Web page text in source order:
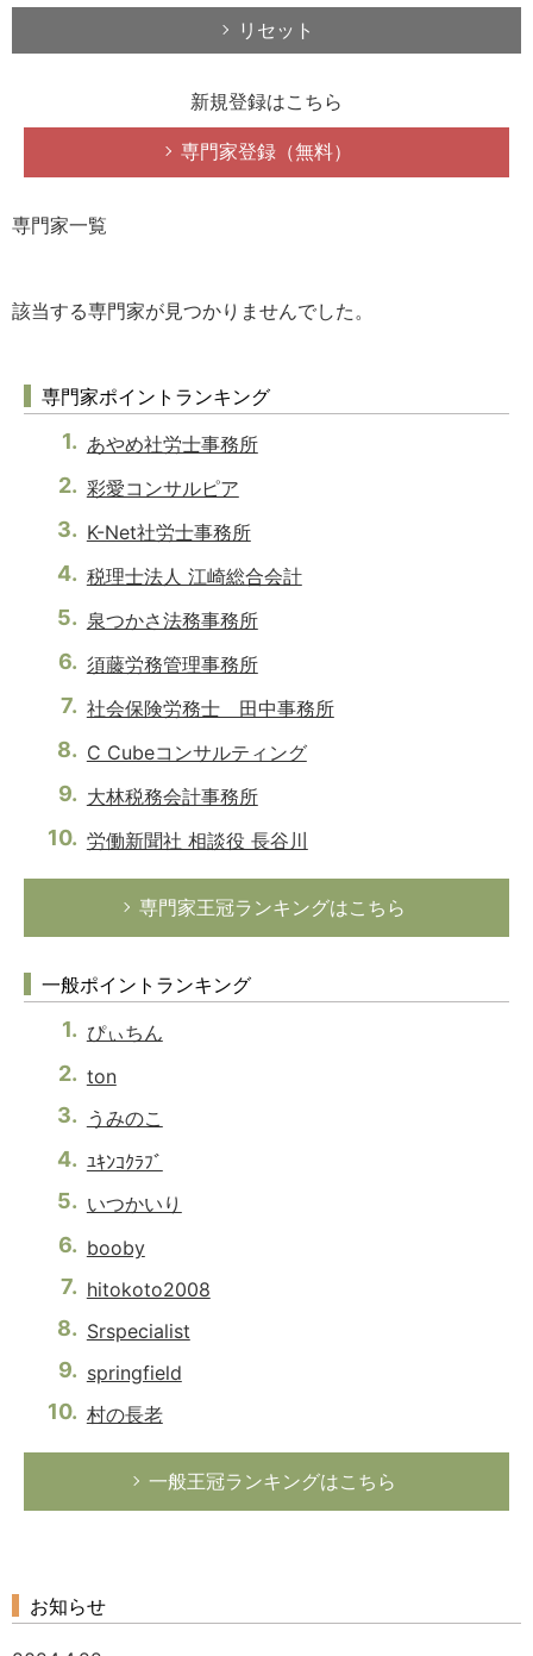
リセット
新規登録はこちら
専門家登録（無料）
専門家一覧
該当する専門家が見つかりませんでした。
専門家ポイントランキング
あやめ社労士事務所
彩愛コンサルピア
K-Net社労士事務所
税理士法人 江崎総合会計
泉つかさ法務事務所
須藤労務管理事務所
社会保険労務士 田中事務所
C Cubeコンサルティング
大林税務会計事務所
労働新聞社 相談役 長谷川
専門家王冠ランキングはこちら
一般ポイントランキング
ぴぃちん
ton
うみのこ
ﾕｷﾝｺｸﾗﾌﾞ
いつかいり
booby
hitokoto2008
Srspecialist
springfield
村の長老
一般王冠ランキングはこちら
お知らせ